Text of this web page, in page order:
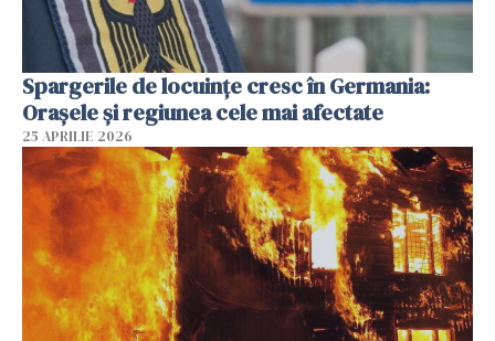
Spargerile de locuințe cresc în Germania:
Orașele și regiunea cele mai afectate
25 APRILIE 2026